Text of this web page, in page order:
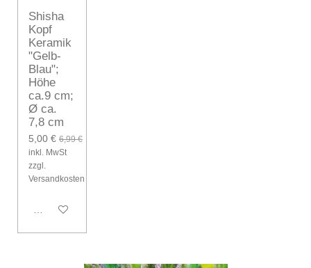
Shisha
Kopf
Keramik
"Gelb-
Blau";
Höhe
ca.9 cm;
Ø ca.
7,8 cm
5,00 € 6,99 €
inkl. MwSt
zzgl.
Versandkosten
In den Warenkorb